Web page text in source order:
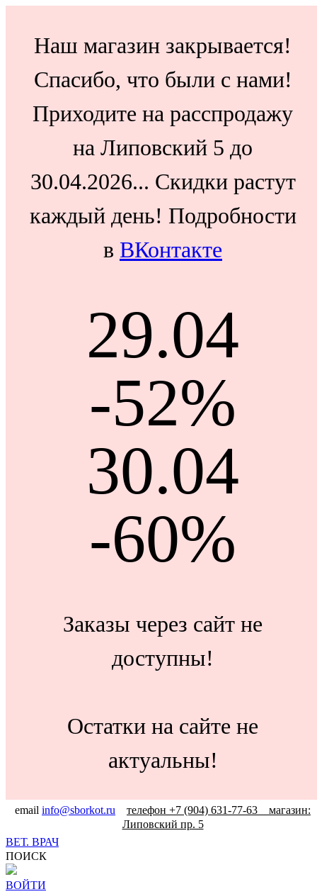
Наш магазин закрывается!
Спасибо, что были с нами!
Приходите на расспродажу
на Липовский 5 до
30.04.2026... Скидки растут
каждый день! Подробности
в ВКонтакте
29.04
-52%
30.04
-60%
Заказы через сайт не
доступны!
Остатки на сайте не
актуальны!
email info@sborkot.ru
телефон +7 (904) 631-77-63 магазин:
Липовский пр. 5
ВЕТ. ВРАЧ
ПОИСК
ВОЙТИ